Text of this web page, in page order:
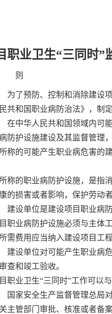
职业卫生“三同时”
则
了预防、控制和消除建设项
共和国职业病防治法》，制
中华人民共和国领域内可能
防护设施建设及其监督管理
的可能产生职业病危害的建
的职业病防护设施，是指消
的损害或者影响，保护劳动
设单位是建设项目职业病
业病防护设施必须与主体工
需费用应当纳入建设项目工
设单位对可能产生职业病危
查和竣工验收。
业卫生“三同时”工作可以与
家安全生产监督管理总局对
主管部门审批、核准或者备